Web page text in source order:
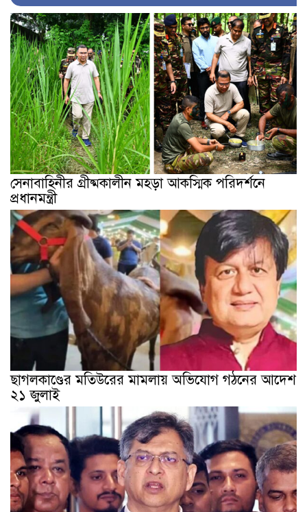
সেনাবাহিনীর গ্রীষ্মকালীন মহড়া আকস্মিক পরিদর্শনে
প্রধানমন্ত্রী
ছাগলকাণ্ডের মতিউরের মামলায় অভিযোগ গঠনের আদেশ
২১ জুলাই